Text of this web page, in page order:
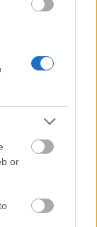
or
a gyilkos
gyilkos,
küzd, de a